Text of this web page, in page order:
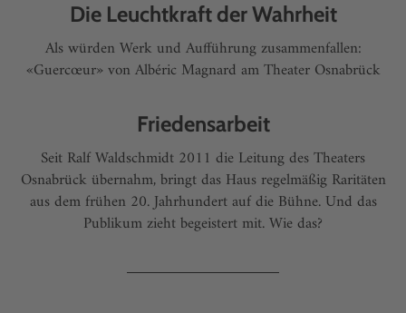
Die Leuchtkraft der Wahrheit
Als würden Werk und Aufführung zusammenfallen:
«Guercœur» von Albéric Magnard am Theater Osnabrück
Friedensarbeit
Seit Ralf Waldschmidt 2011 die Leitung des Theaters
Osnabrück übernahm, bringt das Haus regelmäßig Raritäten
aus dem frühen 20. Jahrhundert auf die Bühne. Und das
Publikum zieht begeistert mit. Wie das?